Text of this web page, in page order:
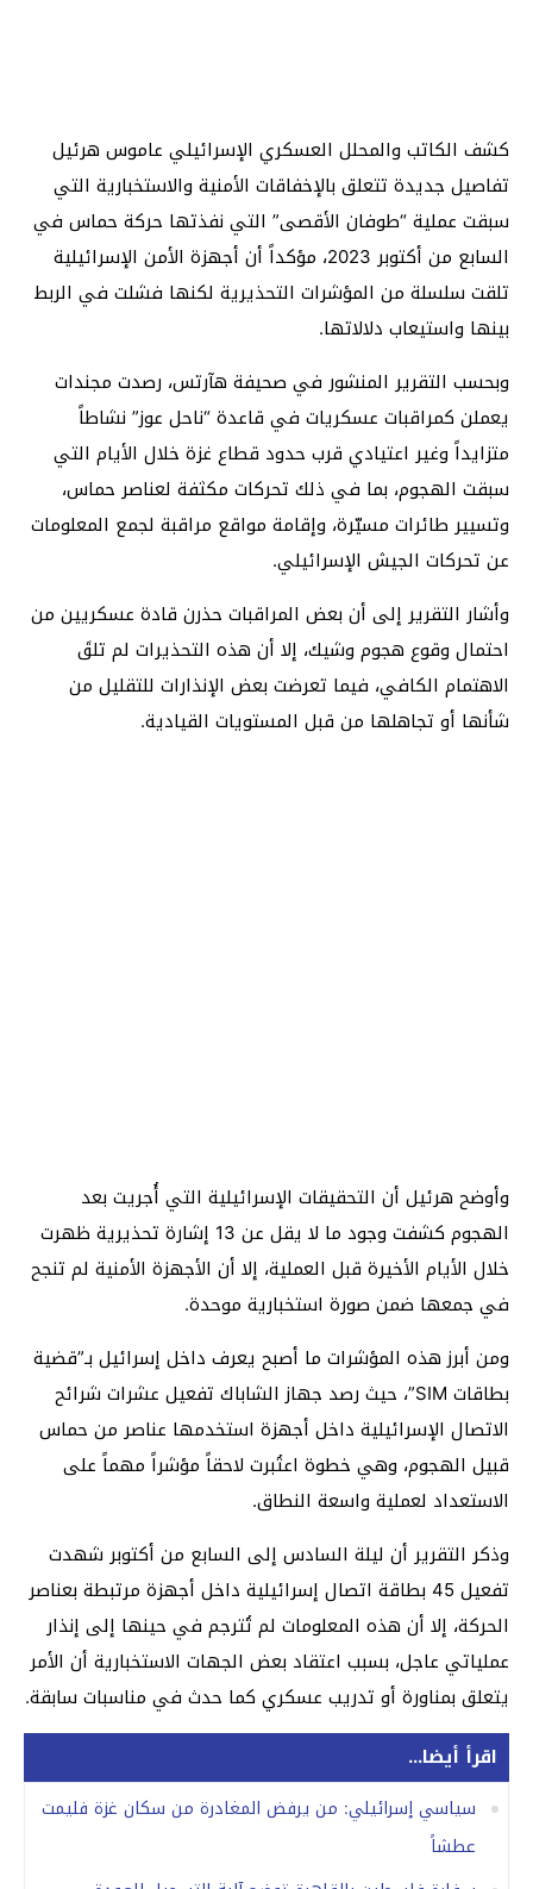
كشف الكاتب والمحلل العسكري الإسرائيلي عاموس هرئيل
تفاصيل جديدة تتعلق بالإخفاقات الأمنية والاستخبارية التي
سبقت عملية “طوفان الأقصى” التي نفذتها حركة حماس في
السابع من أكتوبر 2023، مؤكداً أن أجهزة الأمن الإسرائيلية
تلقت سلسلة من المؤشرات التحذيرية لكنها فشلت في الربط
بينها واستيعاب دلالاتها.
وبحسب التقرير المنشور في صحيفة هآرتس، رصدت مجندات
يعملن كمراقبات عسكريات في قاعدة “ناحل عوز” نشاطاً
متزايداً وغير اعتيادي قرب حدود قطاع غزة خلال الأيام التي
سبقت الهجوم، بما في ذلك تحركات مكثفة لعناصر حماس،
وتسيير طائرات مسيّرة، وإقامة مواقع مراقبة لجمع المعلومات
عن تحركات الجيش الإسرائيلي.
وأشار التقرير إلى أن بعض المراقبات حذرن قادة عسكريين من
احتمال وقوع هجوم وشيك، إلا أن هذه التحذيرات لم تلقَ
الاهتمام الكافي، فيما تعرضت بعض الإنذارات للتقليل من
شأنها أو تجاهلها من قبل المستويات القيادية.
وأوضح هرئيل أن التحقيقات الإسرائيلية التي أُجريت بعد
الهجوم كشفت وجود ما لا يقل عن 13 إشارة تحذيرية ظهرت
خلال الأيام الأخيرة قبل العملية، إلا أن الأجهزة الأمنية لم تنجح
في جمعها ضمن صورة استخبارية موحدة.
ومن أبرز هذه المؤشرات ما أصبح يعرف داخل إسرائيل بـ”قضية
بطاقات SIM”، حيث رصد جهاز الشاباك تفعيل عشرات شرائح
الاتصال الإسرائيلية داخل أجهزة استخدمها عناصر من حماس
قبيل الهجوم، وهي خطوة اعتُبرت لاحقاً مؤشراً مهماً على
الاستعداد لعملية واسعة النطاق.
وذكر التقرير أن ليلة السادس إلى السابع من أكتوبر شهدت
تفعيل 45 بطاقة اتصال إسرائيلية داخل أجهزة مرتبطة بعناصر
الحركة، إلا أن هذه المعلومات لم تُترجم في حينها إلى إنذار
عملياتي عاجل، بسبب اعتقاد بعض الجهات الاستخبارية أن الأمر
يتعلق بمناورة أو تدريب عسكري كما حدث في مناسبات سابقة.
اقرأ أيضا...
سياسي إسرائيلي: من يرفض المغادرة من سكان غزة فليمت
عطشاً